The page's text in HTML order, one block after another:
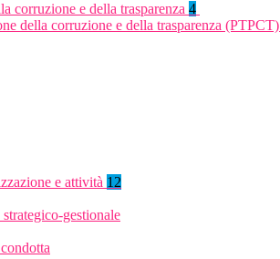
corruzione e della trasparenza 4
della corruzione e della trasparenza (PTPCT)
e attività 12
gestionale